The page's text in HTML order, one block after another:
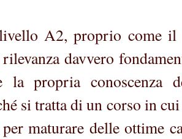
A2, proprio come
davvero
la propria conoscenza
si tratta di un corso in
maturare delle ottime